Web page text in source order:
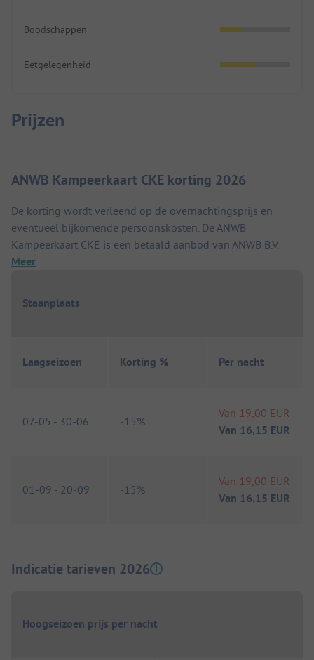
Boodschappen
Eetgelegenheid
Prijzen
ANWB Kampeerkaart CKE korting 2026
De korting wordt verleend op de overnachtingsprijs en
eventueel bijkomende persoonskosten. De ANWB
Kampeerkaart CKE is een betaald aanbod van ANWB B.V.
Meer
Staanplaats
Laagseizoen Korting % Per nacht
07-05 - 30-06 -15%
Van 19,00 EUR
Van 16,15 EUR
01-09 - 20-09 -15%
Van 19,00 EUR
Van 16,15 EUR
Indicatie tarieven 2026
Hoogseizoen prijs per nacht